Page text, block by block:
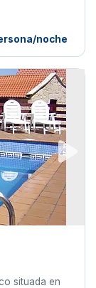
noche
situada en